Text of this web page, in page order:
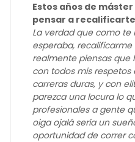
Estos años de
pensar a
La verdad que como te
esperaba,
realmente piensas que
con todos mis
carreras duras, y con
parezca una locura lo
profesionales a gente
oiga ojalá sería un
oportunidad de correr